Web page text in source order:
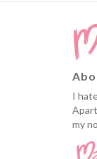
I
my